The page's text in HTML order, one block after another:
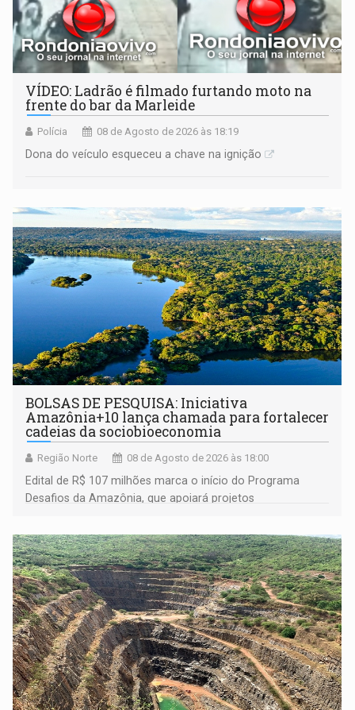
VÍDEO: Ladrão é filmado furtando moto na
frente do bar da Marleide
Polícia 08 de Agosto de 2026 às 18:19
Dona do veículo esqueceu a chave na ignição
BOLSAS DE PESQUISA: Iniciativa
Amazônia+10 lança chamada para fortalecer
cadeias da sociobioeconomia
Região Norte 08 de Agosto de 2026 às 18:00
Edital de R$ 107 milhões marca o início do Programa
Desafios da Amazônia, que apoiará projetos
submissão de pré-propostas poderá ser feita até 1º de
setembro